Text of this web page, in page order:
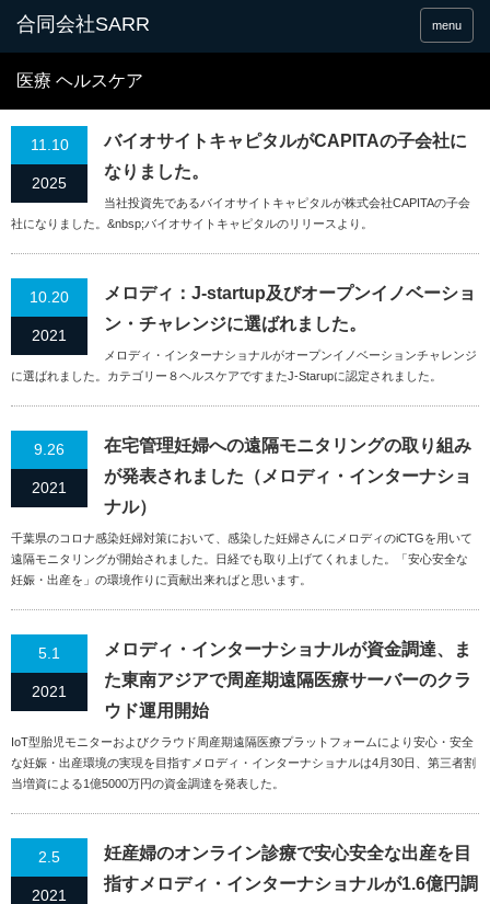
合同会社SARR menu
医療 ヘルスケア
11.10
2025
バイオサイトキャピタルがCAPITAの子会社に
なりました。
当社投資先であるバイオサイトキャピタルが株式会社CAPITAの子会
社になりました。&nbsp;バイオサイトキャピタルのリリースより。
10.20
2021
メロディ：J-startup及びオープンイノベーショ
ン・チャレンジに選ばれました。
メロディ・インターナショナルがオープンイノベーションチャレンジ
に選ばれました。カテゴリー８ヘルスケアですまたJ-Starupに認定されました。
9.26
2021
在宅管理妊婦への遠隔モニタリングの取り組み
が発表されました（メロディ・インターナショ
ナル）
千葉県のコロナ感染妊婦対策において、感染した妊婦さんにメロディのiCTGを用いて
遠隔モニタリングが開始されました。日経でも取り上げてくれました。「安心安全な
妊娠・出産を」の環境作りに貢献出来ればと思います。
5.1
2021
メロディ・インターナショナルが資金調達、ま
た東南アジアで周産期遠隔医療サーバーのクラ
ウド運用開始
IoT型胎児モニターおよびクラウド周産期遠隔医療プラットフォームにより安心・安全
な妊娠・出産環境の実現を目指すメロディ・インターナショナルは4月30日、第三者割
当増資による1億5000万円の資金調達を発表した。
2.5
2021
妊産婦のオンライン診療で安心安全な出産を目
指すメロディ・インターナショナルが1.6億円調